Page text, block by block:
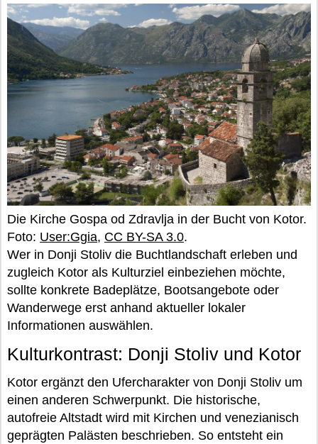
Die Kirche Gospa od Zdravlja in der Bucht von Kotor.
Foto: User:Ggia, CC BY-SA 3.0.
Wer in Donji Stoliv die Buchtlandschaft erleben und
zugleich Kotor als Kulturziel einbeziehen möchte,
sollte konkrete Badeplätze, Bootsangebote oder
Wanderwege erst anhand aktueller lokaler
Informationen auswählen.
Kulturkontrast: Donji Stoliv und Kotor
Kotor ergänzt den Ufercharakter von Donji Stoliv um
einen anderen Schwerpunkt. Die historische,
autofreie Altstadt wird mit Kirchen und venezianisch
geprägten Palästen beschrieben. So entsteht ein